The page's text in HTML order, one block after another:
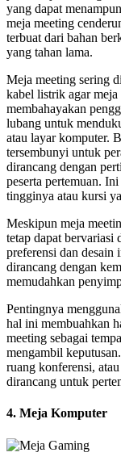
yang dapat
meja meeting
terbuat dari bahan
yang tahan lama.
Meja meeting sering
kabel listrik agar
membahayakan
lubang untuk
atau layar komputer.
tersembunyi untuk
dirancang dengan
peserta pertemuan.
tingginya atau kursi
Meskipun meja
tetap dapat bervariasi
preferensi dan desain
dirancang dengan
memudahkan
Pentingnya
hal ini membuahkan
meeting sebagai
mengambil
ruang konferensi,
dirancang untuk
4. Meja Komputer